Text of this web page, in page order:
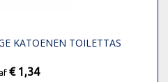
KATOENEN TOILETTAS
€ 1,34